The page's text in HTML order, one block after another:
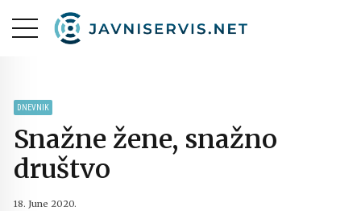
DNEVNIK
Snažne žene, snažno
društvo
18. June 2020.